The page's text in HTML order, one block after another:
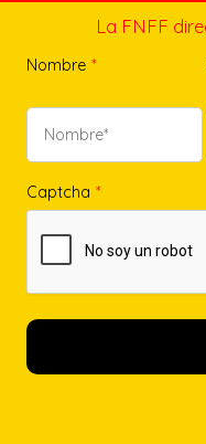
La FNFF
Nombre *
Captcha *